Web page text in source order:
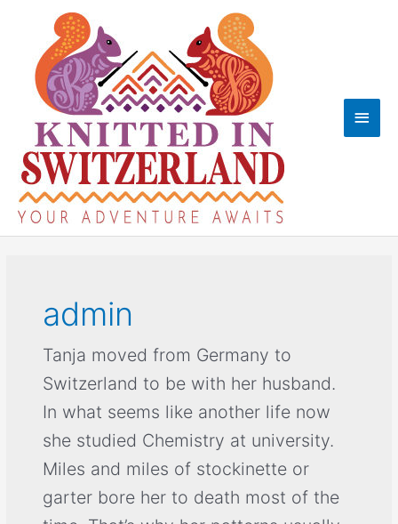
Main
admin
Tanja moved from Germany to
Switzerland to be with her husband.
In what seems like another life now
she studied Chemistry at university.
Miles and miles of stockinette or
garter bore her to death most of the